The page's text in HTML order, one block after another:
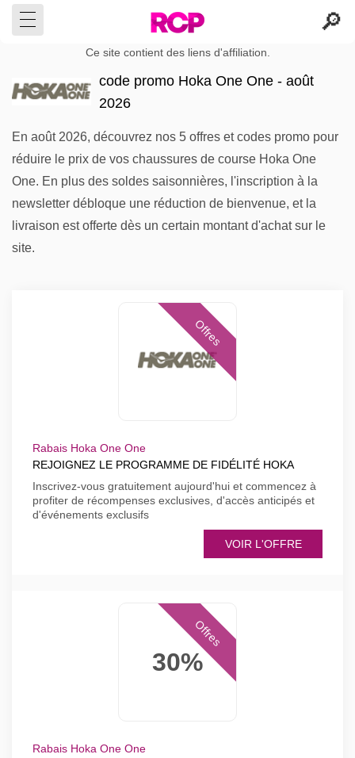
Ce site contient des liens d'affiliation.
code promo Hoka One One - août
2026
En août 2026, découvrez nos 5 offres et codes promo pour
réduire le prix de vos chaussures de course Hoka One
One. En plus des soldes saisonnières, l'inscription à la
newsletter débloque une réduction de bienvenue, et la
livraison est offerte dès un certain montant d'achat sur le
site.
Offres
Rabais Hoka One One
REJOIGNEZ LE PROGRAMME DE FIDÉLITÉ HOKA
Inscrivez-vous gratuitement aujourd'hui et commencez à
profiter de récompenses exclusives, d'accès anticipés et
d'événements exclusifs
VOIR L'OFFRE
30%
Offres
Rabais Hoka One One